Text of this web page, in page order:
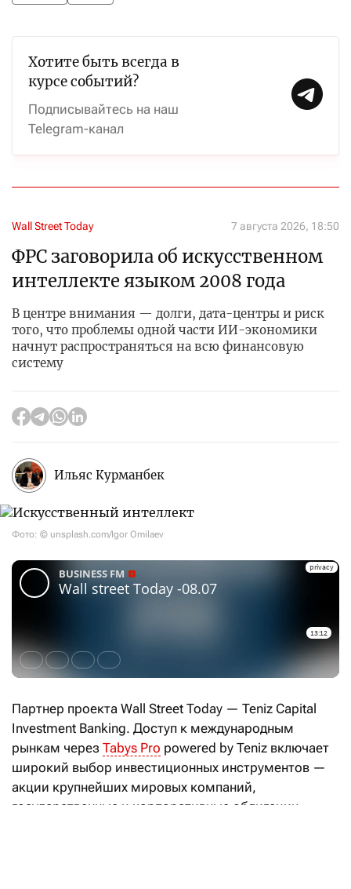
Хотите быть всегда в
курсе событий?
Подписывайтесь на наш
Telegram-канал
Wall Street Today 7 августа 2026, 18:50
ФРС заговорила об искусственном
интеллекте языком 2008 года
В центре внимания — долги, дата-центры и риск
того, что проблемы одной части ИИ-экономики
начнут распространяться на всю финансовую
систему
Ильяс Курманбек
Фото: © unsplash.com/Igor Omilaev
Партнер проекта Wall Street Today — Teniz Capital
Investment Banking. Доступ к международным
рынкам через Tabys Pro powered by Teniz включает
широкий выбор инвестиционных инструментов —
акции крупнейших мировых компаний,
государственные и корпоративные облигации,